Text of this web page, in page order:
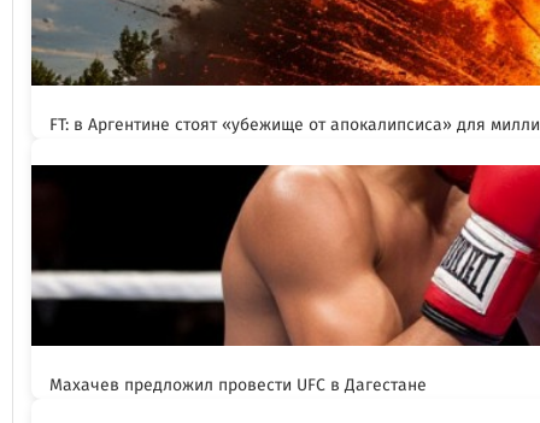
FT: в Аргентине стоят «убежище от апокалипсиса» для
Махачев предложил провести UFC в Дагестане